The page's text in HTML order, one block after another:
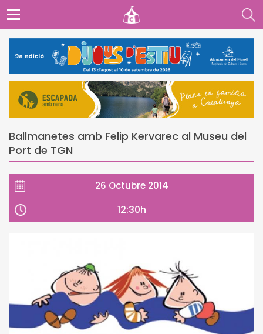
Ballmanetes amb Felip Kervarec al Museu del
Port de TGN
26 Octubre 2014
12:30h